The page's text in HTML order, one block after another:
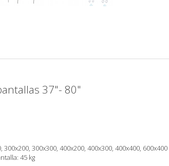
37"- 80"
300x300, 400x200, 400x300, 400x400, 600x400
45 kg